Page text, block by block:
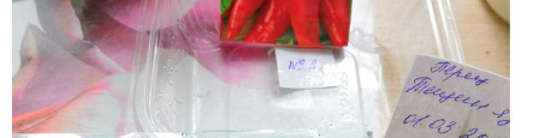
Грунт для перцев
Кладу в одну ячейку по одному семечку.